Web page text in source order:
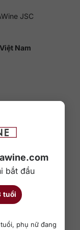
bắt đầu
tuổi
phụ nữ đang
JSC
Nam
Chile